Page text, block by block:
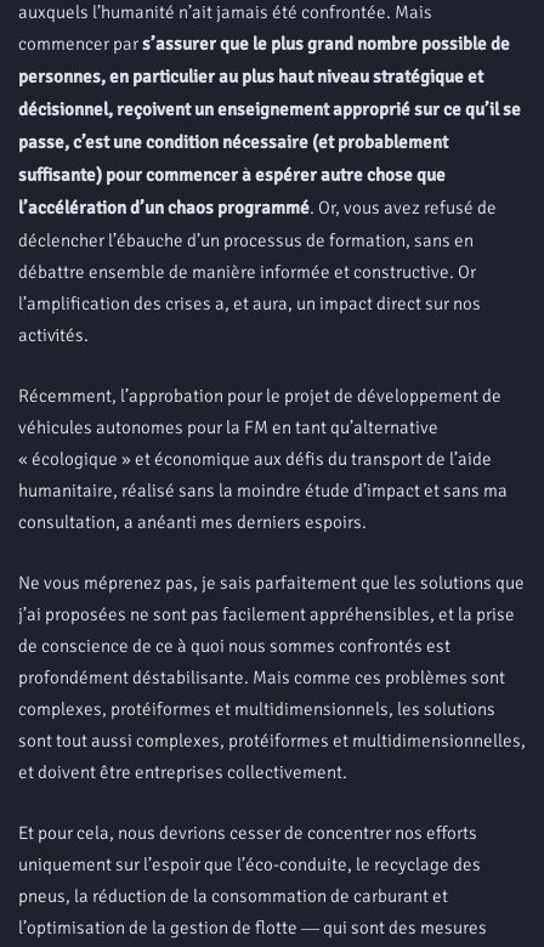
auxquels l’humanité n’ait jamais été confrontée. Mais
commencer pars’assurer que le plus grand nombre possible de
personnes, en particulier au plus haut niveau stratégique et
décisionnel, reçoivent un enseignement approprié sur ce qu’il se
passe, c’est une condition nécessaire (et probablement
suffisante) pour commencer à espérer autre chose que
l’accélération d’un chaos programmé. Or, vous avez refusé de
déclencher l’ébauche d’un processus de formation, sans en
débattre ensemble de manière informée et constructive. Or
l’amplification des crises a, et aura, un impact direct sur nos
activités.
Récemment, l’approbation pour le projet de développement de
véhicules autonomes pour la FM en tant qu’alternative
« écologique » et économique aux défis du transport de l’aide
humanitaire, réalisé sans la moindre étude d’impact et sans ma
consultation, a anéanti mes derniers espoirs.
Ne vous méprenez pas, je sais parfaitement que les solutions que
j’ai proposées ne sont pas facilement appréhensibles, et la prise
de conscience de ce à quoi nous sommes confrontés est
profondément déstabilisante. Mais comme ces problèmes sont
complexes, protéiformes et multidimensionnels, les solutions
sont tout aussi complexes, protéiformes et multidimensionnelles,
et doivent être entreprises collectivement.
Et pour cela, nous devrions cesser de concentrer nos efforts
uniquement sur l’espoir que l’éco-conduite, le recyclage des
pneus, la réduction de la consommation de carburant et
l’optimisation de la gestion de flotte ― qui sont des mesures